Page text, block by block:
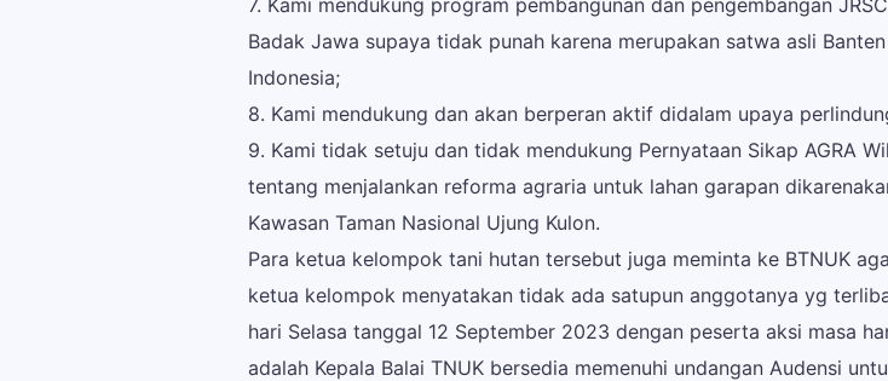
Badak Jawa supaya tidak punah karena merupakan satwa asli
Indonesia;
8. Kami mendukung dan akan berperan aktif didalam upaya
9. Kami tidak setuju dan tidak mendukung Pernyataan Sikap AGRA
tentang menjalankan reforma agraria untuk lahan garapan
Kawasan Taman Nasional Ujung Kulon.
Para ketua kelompok tani hutan tersebut juga meminta ke BTNUK
ketua kelompok menyatakan tidak ada satupun anggotanya yg
hari Selasa tanggal 12 September 2023 dengan peserta aksi masa
adalah Kepala Balai TNUK bersedia memenuhi undangan Audensi